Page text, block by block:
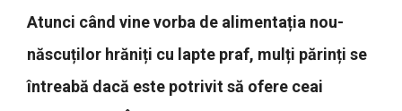
Atunci când vine vorba de alimentația nou-
născuților hrăniți cu lapte praf, mulți părinți se
întreabă dacă este potrivit să ofere ceai